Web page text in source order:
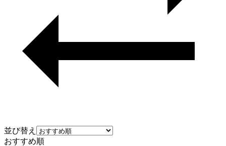
並び替え
おすすめ順